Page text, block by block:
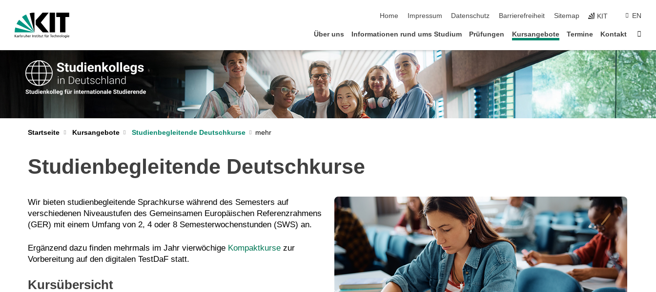
Home
Impressum Datenschutz Barrierefreiheit Sitemap KIT EN
Über uns Informationen rund ums Studium Prüfungen Kursangebote Termine Kontakt
Startseite Kursangebote Studienbegleitende Deutschkurse
Studienbegleitende Deutschkurse
Wir bieten studienbegleitende Sprachkurse während des Semesters auf
verschiedenen Niveaustufen des Gemeinsamen Europäischen Referenzrahmens
(GER) mit einem Umfang von 2, 4 oder 8 Semesterwochenstunden (SWS) an.
Ergänzend dazu finden mehrmals im Jahr vierwöchige Kompaktkurse zur
Vorbereitung auf den digitalen TestDaF statt.
Kursübersicht